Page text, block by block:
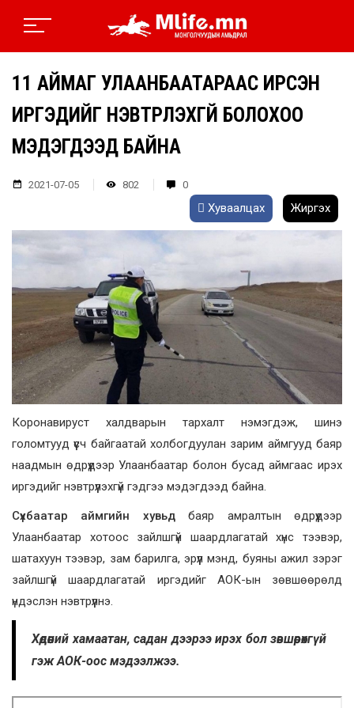
11 АЙМАГ УЛААНБААТАРААС ИРСЭН
ИРГЭДИЙГ НЭВТРҮҮЛЭХГҮЙ БОЛОХОО
МЭДЭГДЭЭД БАЙНА
2021-07-05 802 0
Хуваалцах Жиргэх
Коронавируст халдварын тархалт нэмэгдэж, шинэ
голомтууд үүсч байгаатай холбогдуулан зарим аймгууд баяр
наадмын өдрүүдээр Улаанбаатар болон бусад аймгаас ирэх
иргэдийг нэвтрүүлэхгүй гэдгээ мэдэгдээд байна.
Сүхбаатар аймгийн хувьдбаяр амралтын өдрүүдээр
Улаанбаатар хотоос зайлшгүй шаардлагатай хүнс тээвэр,
шатахуун тээвэр, зам барилга, эрүүл мэнд, буяны ажил зэрэг
зайлшгүй шаардлагатай иргэдийг АОК-ын зөвшөөрөлд
үндэслэн нэвтрүүлнэ.
Хөдөөний хамаатан, садан дээрээ ирэх бол зөвшөөрөхгүй
гэж АОК-оос мэдээлжээ.